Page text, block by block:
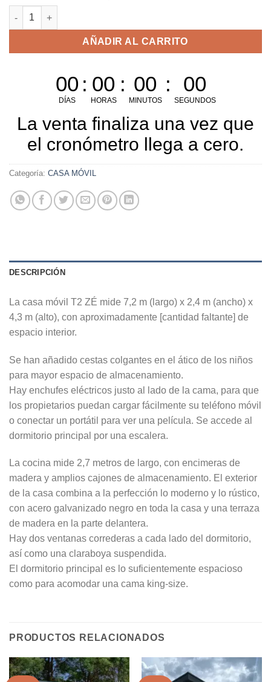
era:
17,000.00 €.
es:
15,000.00 €.
Casa móvil T2 Zé cantidad
AÑADIR AL CARRITO
00
DÍAS
: 00
HORAS
: 00
MINUTOS
: 00
SEGUNDOS
La venta finaliza una vez que
el cronómetro llega a cero.
Categoría: CASA MÓVIL
DESCRIPCIÓN
La casa móvil T2 ZÉ mide 7,2 m (largo) x 2,4 m (ancho) x
4,3 m (alto), con aproximadamente [cantidad faltante] de
espacio interior.
Se han añadido cestas colgantes en el ático de los niños
para mayor espacio de almacenamiento.
Hay enchufes eléctricos justo al lado de la cama, para que
los propietarios puedan cargar fácilmente su teléfono móvil
o conectar un portátil para ver una película. Se accede al
dormitorio principal por una escalera.
La cocina mide 2,7 metros de largo, con encimeras de
madera y amplios cajones de almacenamiento. El exterior
de la casa combina a la perfección lo moderno y lo rústico,
con acero galvanizado negro en toda la casa y una terraza
de madera en la parte delantera.
Hay dos ventanas correderas a cada lado del dormitorio,
así como una claraboya suspendida.
El dormitorio principal es lo suficientemente espacioso
como para acomodar una cama king-size.
PRODUCTOS RELACIONADOS